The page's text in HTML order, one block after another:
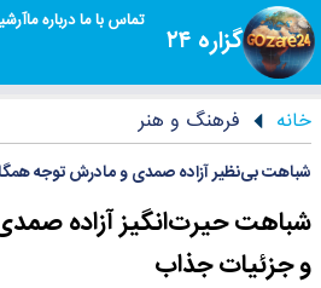
گزاره ۲۴
تماس با مادرباره ما
خانه فرهنگ و هنر
شباهت بی‌نظیر آزاده صمدی و مادرش توجه
شباهت حیرت‌انگیز آزاده
و جزئیات جذاب